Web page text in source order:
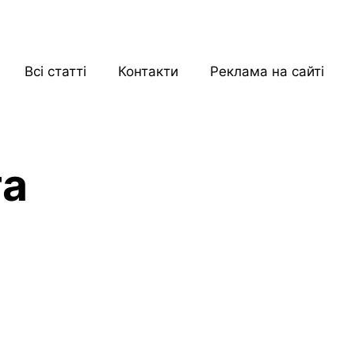
Всі статті Контакти Реклама на сайті